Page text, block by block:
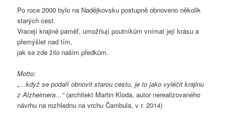
Po roce 2000 bylo na Nadějkovsku postupně obnoveno několik
starých cest.
Vracejí krajině paměť, umožňují poutníkům vnímat její krásu a
přemýšlet nad tím,
jak se zde žilo našim předkům.
Motto:
„…když se podaří obnovit starou cestu, je to jako vyléčit krajinu
z Alzheimera…“(architekt Martin Kloda, autor nerealizovaného
návrhu na rozhlednu na vrchu Čambula, v r. 2014)